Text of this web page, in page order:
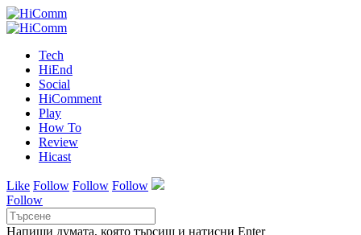
Tech
HiEnd
Social
HiComment
Play
How To
Review
Hicast
Like Follow Follow Follow
Follow
Напиши думата, която търсиш и натисни Enter